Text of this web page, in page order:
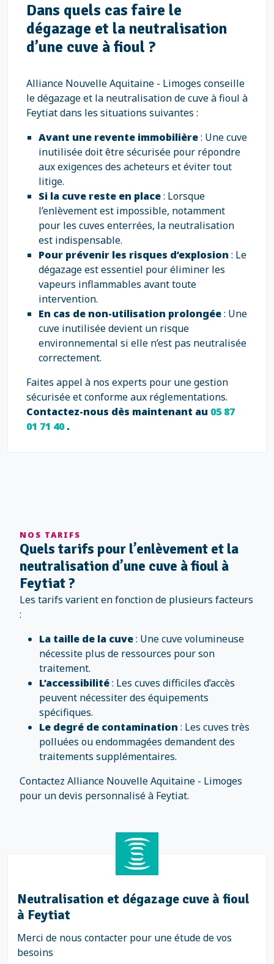
Dans quels cas faire le
dégazage et la neutralisation
d’une cuve à fioul ?
Alliance Nouvelle Aquitaine - Limoges conseille
le dégazage et la neutralisation de cuve à fioul à
Feytiat dans les situations suivantes :
Avant une revente immobilière: Une cuve
inutilisée doit être sécurisée pour répondre
aux exigences des acheteurs et éviter tout
litige.
Si la cuve reste en place: Lorsque
l’enlèvement est impossible, notamment
pour les cuves enterrées, la neutralisation
est indispensable.
Pour prévenir les risques d’explosion : Le
dégazage est essentiel pour éliminer les
vapeurs inflammables avant toute
intervention.
En cas de non-utilisation prolongée: Une
cuve inutilisée devient un risque
environnemental si elle n’est pas neutralisée
correctement.
Faites appel à nos experts pour une gestion
sécurisée et conforme aux réglementations.
Contactez-nous dès maintenant au 05 87
01 71 40.
NOS TARIFS
Quels tarifs pour l’enlèvement et la
neutralisation d’une cuve à fioul à
Feytiat ?
Les tarifs varient en fonction de plusieurs facteurs
:
La taille de la cuve: Une cuve volumineuse
nécessite plus de ressources pour son
traitement.
L’accessibilité: Les cuves difficiles d’accès
peuvent nécessiter des équipements
spécifiques.
Le degré de contamination : Les cuves très
polluées ou endommagées demandent des
traitements supplémentaires.
Contactez Alliance Nouvelle Aquitaine - Limoges
pour un devis personnalisé à Feytiat.
Neutralisation et dégazage cuve à fioul
à Feytiat
Merci de nous contacter pour une étude de vos
besoins